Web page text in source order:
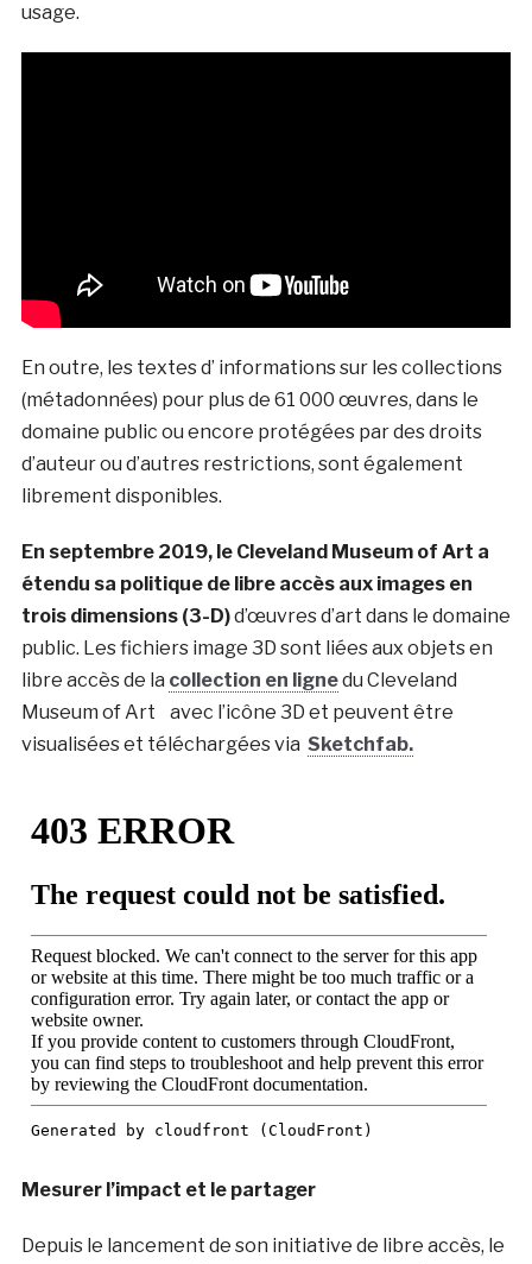
usage.
En outre, les textes d’ informations sur les collections
(métadonnées) pour plus de 61 000 œuvres, dans le
domaine public ou encore protégées par des droits
d’auteur ou d’autres restrictions, sont également
librement disponibles.
En septembre 2019, le Cleveland Museum of Art a
étendu sa politique de libre accès aux images en
trois dimensions (3-D)d’œuvres d’art dans le domaine
public. Les fichiers image 3D sont liées aux objets en
libre accès de la collection en lignedu Cleveland
Museum of Art avec l’icône 3D et peuvent être
visualisées et téléchargées via Sketchfab.
Mesurer l’impact et le partager
Depuis le lancement de son initiative de libre accès, le